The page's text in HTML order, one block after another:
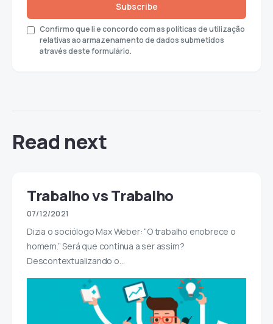
Subscribe
Confirmo que li e concordo com as políticas de utilização
relativas ao armazenamento de dados submetidos
através deste formulário.
Read next
Trabalho vs Trabalho
07/12/2021
Dizia o sociólogo Max Weber: “O trabalho enobrece o
homem.” Será que continua a ser assim?
Descontextualizando o…